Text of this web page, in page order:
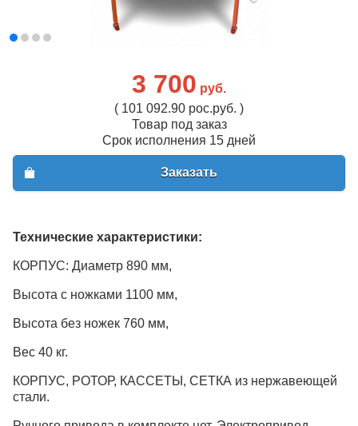
3 700 руб.
( 101 092.90 рос.руб. )
Товар под заказ
Срок исполнения 15 дней
Заказать
Технические характеристики:
КОРПУС: Диаметр 890 мм,
Высота с ножками 1100 мм,
Высота без ножек 760 мм,
Вес 40 кг.
КОРПУС, РОТОР, КАССЕТЫ, СЕТКА из нержавеющей
стали.